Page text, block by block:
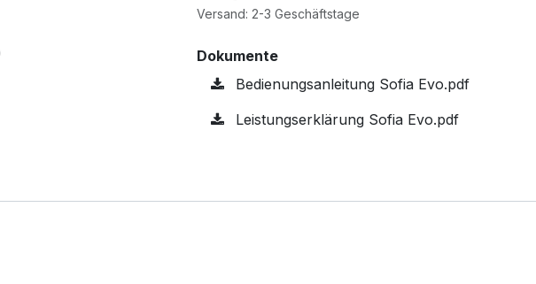
Versand: 2-3 Geschäftstage
Dokumente
Bedienungsanleitung Sofia Evo.pdf
Leistungserklärung Sofia Evo.pdf